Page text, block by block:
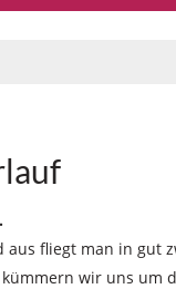
aus fliegt man in gut
kümmern wir uns um